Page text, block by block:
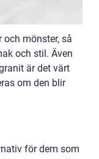
mönster, så
och stil. Även
är det värt
om den blir
för dem som